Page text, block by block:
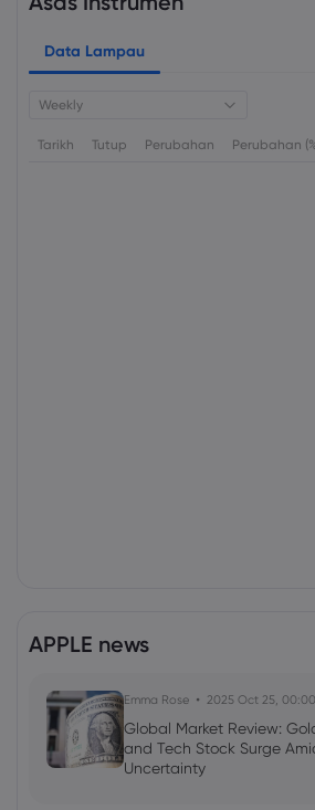
Data Lampau
Weekly
Tarikh Tutup Perubahan Perubahan
APPLE news
Emma Rose 2025 Oct 25, 00:00
Global Market Review:
and Tech Stock Surge
Uncertainty